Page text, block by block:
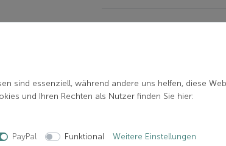
sind essenziell, während andere uns helfen, diese
und Ihren Rechten als Nutzer finden Sie hier:
PayPal Funktional Weitere Einstellungen